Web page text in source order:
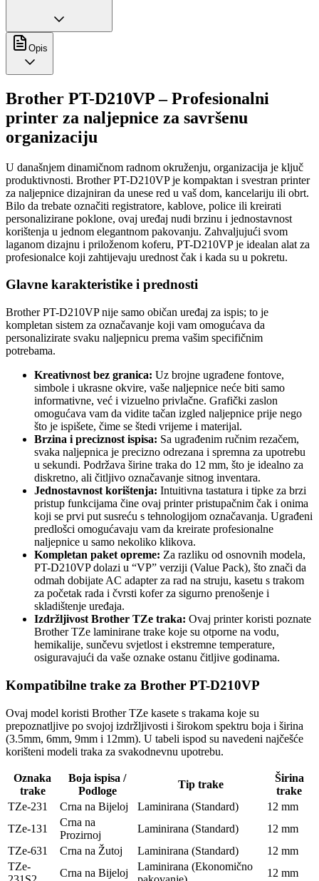
Opis
Brother PT-D210VP – Profesionalni
printer za naljepnice za savršenu
organizaciju
U današnjem dinamičnom radnom okruženju, organizacija je ključ
produktivnosti. Brother PT-D210VP je kompaktan i svestran printer
za naljepnice dizajniran da unese red u vaš dom, kancelariju ili obrt.
Bilo da trebate označiti registratore, kablove, police ili kreirati
personalizirane poklone, ovaj uređaj nudi brzinu i jednostavnost
korištenja u jednom elegantnom pakovanju. Zahvaljujući svom
laganom dizajnu i priloženom koferu, PT-D210VP je idealan alat za
profesionalce koji zahtijevaju urednost čak i kada su u pokretu.
Glavne karakteristike i prednosti
Brother PT-D210VP nije samo običan uređaj za ispis; to je
kompletan sistem za označavanje koji vam omogućava da
personalizirate svaku naljepnicu prema vašim specifičnim
potrebama.
Kreativnost bez granica: Uz brojne ugrađene fontove,
simbole i ukrasne okvire, vaše naljepnice neće biti samo
informativne, već i vizuelno privlačne. Grafički zaslon
omogućava vam da vidite tačan izgled naljepnice prije nego
što je ispišete, čime se štedi vrijeme i materijal.
Brzina i preciznost ispisa: Sa ugrađenim ručnim rezačem,
svaka naljepnica je precizno odrezana i spremna za upotrebu
u sekundi. Podržava širine traka do 12 mm, što je idealno za
diskretno, ali čitljivo označavanje sitnog inventara.
Jednostavnost korištenja: Intuitivna tastatura i tipke za brzi
pristup funkcijama čine ovaj printer pristupačnim čak i onima
koji se prvi put susreću s tehnologijom označavanja. Ugrađeni
predlošci omogućavaju vam da kreirate profesionalne
naljepnice u samo nekoliko klikova.
Kompletan paket opreme: Za razliku od osnovnih modela,
PT-D210VP dolazi u “VP” verziji (Value Pack), što znači da
odmah dobijate AC adapter za rad na struju, kasetu s trakom
za početak rada i čvrsti kofer za sigurno prenošenje i
skladištenje uređaja.
Izdržljivost Brother TZe traka: Ovaj printer koristi poznate
Brother TZe laminirane trake koje su otporne na vodu,
hemikalije, sunčevu svjetlost i ekstremne temperature,
osiguravajući da vaše oznake ostanu čitljive godinama.
Kompatibilne trake za Brother PT-D210VP
Ovaj model koristi Brother TZe kasete s trakama koje su
prepoznatljive po svojoj izdržljivosti i širokom spektru boja i širina
(3.5mm, 6mm, 9mm i 12mm). U tabeli ispod su navedeni najčešće
korišteni modeli traka za svakodnevnu upotrebu.
Oznaka
trake
Boja ispisa /
Podloge
Tip trake
Širina
trake
TZe-231
Crna na Bijeloj Laminirana (Standard)
12 mm
TZe-131
Crna na
Prozirnoj
Laminirana (Standard)
12 mm
TZe-631
Crna na Žutoj Laminirana (Standard)
12 mm
TZe-
Crna na Bijeloj
Laminirana (Ekonomično
12 mm